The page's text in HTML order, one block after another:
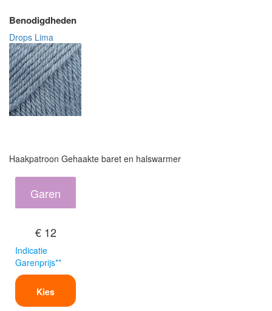
Benodigdheden
Drops Lima
Haakpatroon Gehaakte baret en halswarmer
Garen
€ 12
Indicatie
Garenprijs**
Kies